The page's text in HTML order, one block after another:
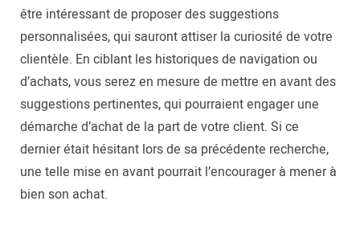
être intéressant de proposer des suggestions
personnalisées, qui sauront attiser la curiosité de votre
clientèle. En ciblant les historiques de navigation ou
d’achats, vous serez en mesure de mettre en avant des
suggestions pertinentes, qui pourraient engager une
démarche d’achat de la part de votre client. Si ce
dernier était hésitant lors de sa précédente recherche,
une telle mise en avant pourrait l’encourager à mener à
bien son achat.